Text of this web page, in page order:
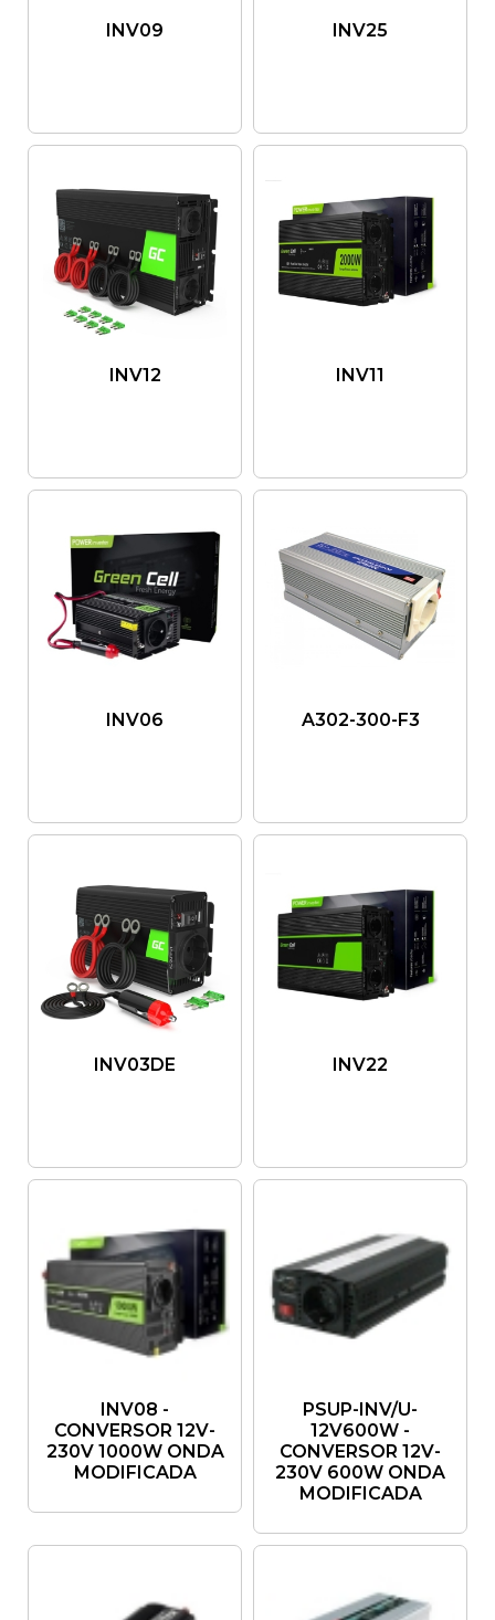
INV09 INV25
INV12 INV11
INV06 A302-300-F3
INV03DE INV22
INV08 -
CONVERSOR 12V-
230V 1000W ONDA
MODIFICADA
PSUP-INV/U-
12V600W -
CONVERSOR 12V-
230V 600W ONDA
MODIFICADA